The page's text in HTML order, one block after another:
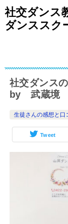
社交ダンス
ダンススク
社交ダンス
by 武蔵境
生徒さんの感想と口
Tweet